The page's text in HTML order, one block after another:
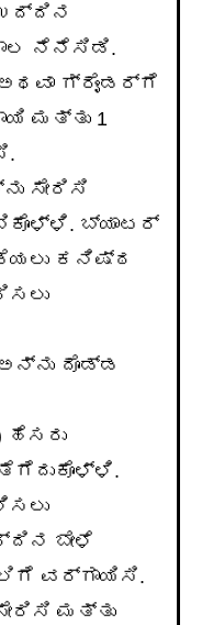
ನೆನೆಸಿಡಿ.
ಗ್ರೈಂಡರ್ಗೆ
ಮತ್ತು 1
ಸೇರಿಸಿ
ಬ್ಯಾಟರ್
ಕನಿಷ್ಠ
ದೊಡ್ಡ
ಹೆಸರು
ಬೇಳೆ
ವರ್ಗಾಯಿಸಿ.
ಮತ್ತು